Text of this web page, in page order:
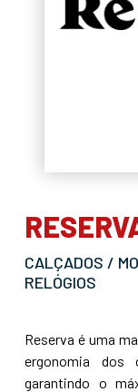
CALÇADOS /
RELÓGIOS
Reserva é uma
ergonomia dos
garantindo o